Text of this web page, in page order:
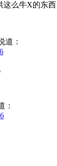
这么牛X的东西
道：
：